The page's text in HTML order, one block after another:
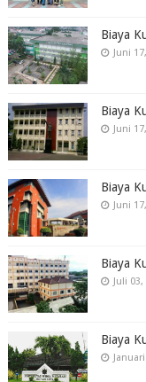
Biaya
Juni
Biaya
Juni
Biaya
Juni
Biaya
Juli
Biaya